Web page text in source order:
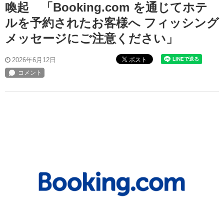
喚起 「Booking.com を通じてホテ
ルを予約されたお客様へ フィッシング
メッセージにご注意ください」
2026年6月12日 ポスト